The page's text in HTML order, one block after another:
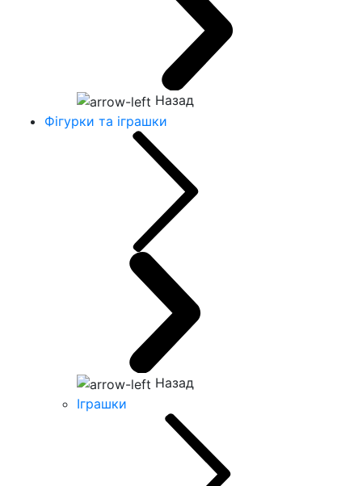
Назад
Фігурки та іграшки
Назад
Іграшки